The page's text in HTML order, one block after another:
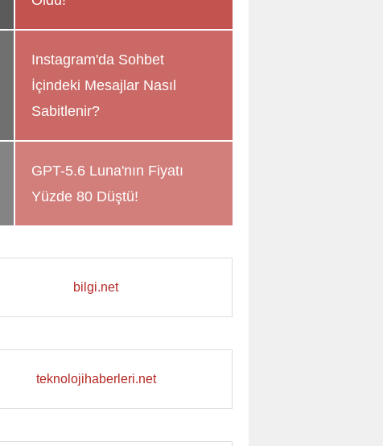
Instagram'da Sohbet
İçindeki Mesajlar Nasıl
Sabitlenir?
GPT-5.6 Luna'nın Fiyatı
Yüzde 80 Düştü!
bilgi.net
teknolojihaberleri.net